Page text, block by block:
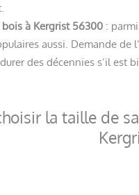
bois à Kergrist 56300 :
aussi. Demande de
des décennies s’il est
la taille de